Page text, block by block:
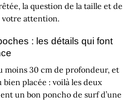
la question de la taille et de
attention.
: les détails qui font
moins 30 cm de profondeur, et
placée : voilà les deux
un bon poncho de surf d’une